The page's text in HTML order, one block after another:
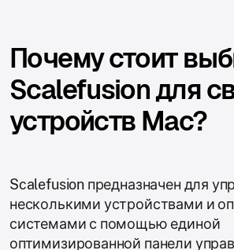
Почему стоит
Scalefusion для
устройств Mac?
Scalefusion предназначен для
несколькими устройствами и
системами с помощью единой
оптимизированной панели